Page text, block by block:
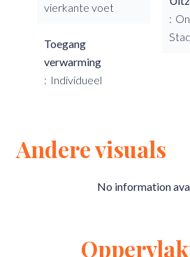
vierkante voet
Toegang
verwarming
Individueel
Stad
Andere visuals
No information